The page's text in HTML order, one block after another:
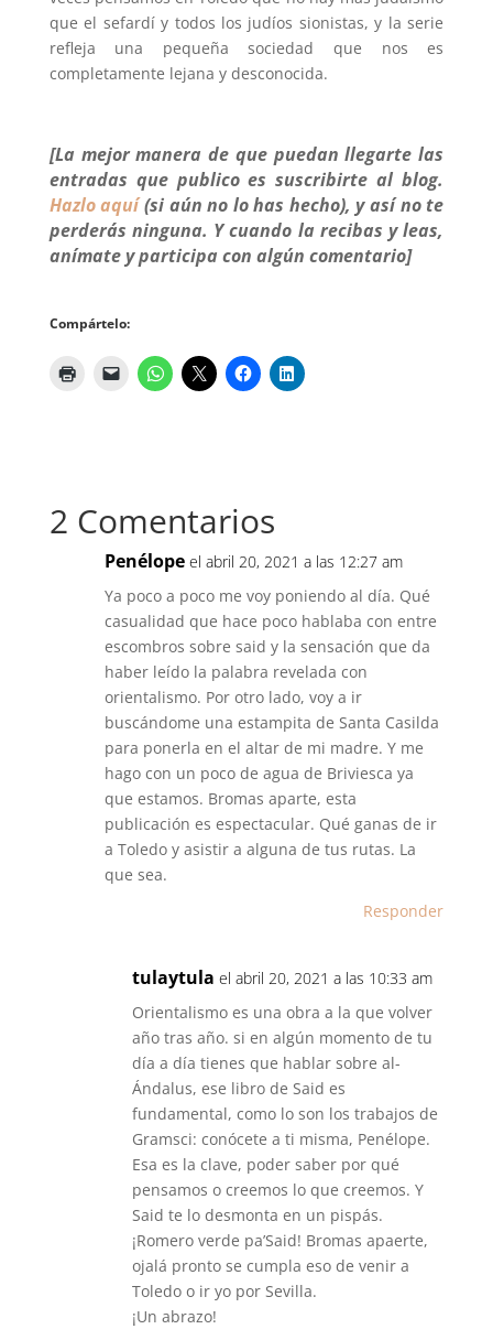
que el sefardí y todos los judíos sionistas, y la serie
refleja una pequeña sociedad que nos es
completamente lejana y desconocida.
[La mejor manera de que puedan llegarte las
entradas que publico es suscribirte al blog.
Hazlo aquí(si aún no lo has hecho), y así no te
perderás ninguna. Y cuando la recibas y leas,
anímate y participa con algún comentario]
Compártelo:
2 Comentarios
Penélope el abril 20, 2021 a las 12:27 am
Ya poco a poco me voy poniendo al día. Qué
casualidad que hace poco hablaba con entre
escombros sobre said y la sensación que da
haber leído la palabra revelada con
orientalismo. Por otro lado, voy a ir
buscándome una estampita de Santa Casilda
para ponerla en el altar de mi madre. Y me
hago con un poco de agua de Briviesca ya
que estamos. Bromas aparte, esta
publicación es espectacular. Qué ganas de ir
a Toledo y asistir a alguna de tus rutas. La
que sea.
Responder
tulaytula el abril 20, 2021 a las 10:33 am
Orientalismo es una obra a la que volver
año tras año. si en algún momento de tu
día a día tienes que hablar sobre al-
Ándalus, ese libro de Said es
fundamental, como lo son los trabajos de
Gramsci: conócete a ti misma, Penélope.
Esa es la clave, poder saber por qué
pensamos o creemos lo que creemos. Y
Said te lo desmonta en un pispás.
¡Romero verde pa’Said! Bromas apaerte,
ojalá pronto se cumpla eso de venir a
Toledo o ir yo por Sevilla.
¡Un abrazo!